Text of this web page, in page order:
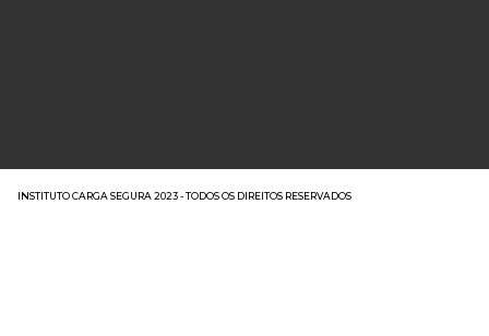
INSTITUTO CARGA SEGURA 2023 - TODOS OS DIREITOS RESERVADOS